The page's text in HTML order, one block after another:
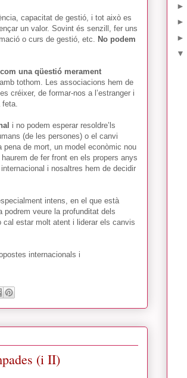
capacitat de gestió, i tot això es
un valor. Sovint és senzill, fer uns
o curs de gestió, etc. No podem
una qüestió merament
tothom. Les associacions hem de
créixer, de formar-nos a l’estranger i
feta.
i no podem esperar resoldre’ls
(de les persones) o el canvi
de mort, un model econòmic nou
de fer front en els propers anys
i nosaltres hem de decidir
intens, en el que està
veure la profunditat dels
estar molt atent i liderar els canvis
internacionals i
(i II)
►
►
►
▼